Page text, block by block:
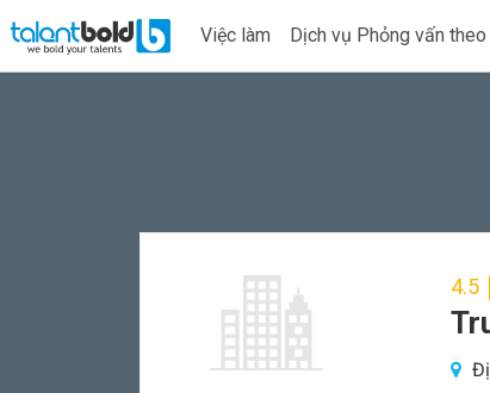
Việc làm Dịch vụ Phỏng vấn
4.5